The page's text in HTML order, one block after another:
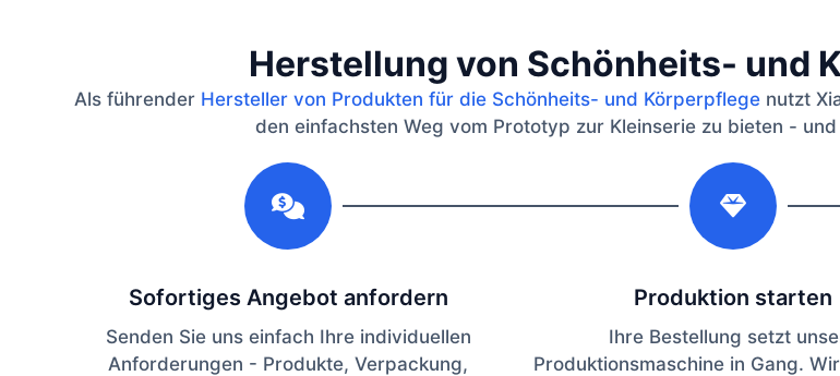
Herstellung von Schönheits- und
Als führender Hersteller von Produkten für die Schönheits- und Körperpflegenutzt
den einfachsten Weg vom Prototyp zur Kleinserie zu bieten -
Sofortiges Angebot anfordern
Senden Sie uns einfach Ihre individuellen
Anforderungen - Produkte, Verpackung,
Produktion starten
Ihre Bestellung setzt
Produktionsmaschine in Gang.